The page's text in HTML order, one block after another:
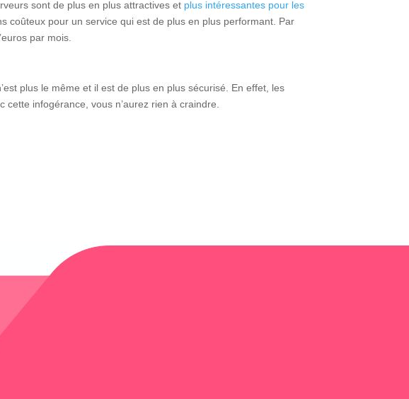
sont de plus en plus attractives et plus intéressantes pour les
coûteux pour un service qui est de plus en plus performant. Par
par mois.
plus le même et il est de plus en plus sécurisé. En effet, les
infogérance, vous n’aurez rien à craindre.